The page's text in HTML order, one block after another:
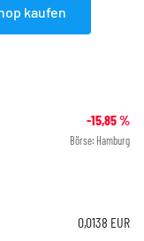
kaufen
-15,85%
Börse: Hamburg
0,0138 EUR